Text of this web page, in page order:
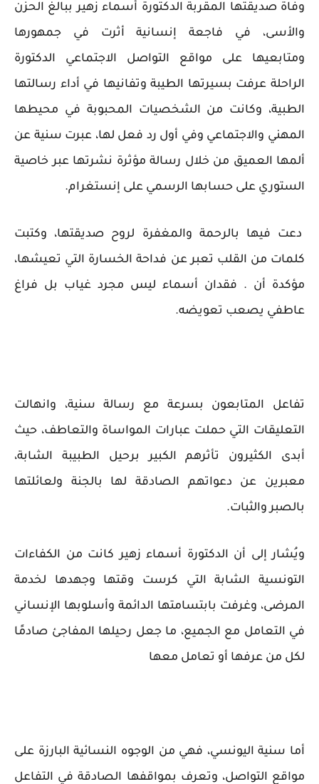
وفاة صديقتها المقربة الدكتورة أسماء زهير ببالغ الحزن
والأسى، في فاجعة إنسانية أثرت في جمهورها
ومتابعيها على مواقع التواصل الاجتماعي الدكتورة
الراحلة عرفت بسيرتها الطيبة وتفانيها في أداء رسالتها
الطبية، وكانت من الشخصيات المحبوبة في محيطها
المهني والاجتماعي وفي أول رد فعل لها، عبرت سنية عن
ألمها العميق من خلال رسالة مؤثرة نشرتها عبر خاصية
الستوري على حسابها الرسمي على إنستغرام.
دعت فيها بالرحمة والمغفرة لروح صديقتها، وكتبت
كلمات من القلب تعبر عن فداحة الخسارة التي تعيشها،
مؤكدة أن . فقدان أسماء ليس مجرد غياب بل فراغ
عاطفي يصعب تعويضه.
تفاعل المتابعون بسرعة مع رسالة سنية، وانهالت
التعليقات التي حملت عبارات المواساة والتعاطف، حيث
أبدى الكثيرون تأثرهم الكبير برحيل الطبيبة الشابة،
معبرين عن دعواتهم الصادقة لها بالجنة ولعائلتها
بالصبر والثبات.
ويُشار إلى أن الدكتورة أسماء زهير كانت من الكفاءات
التونسية الشابة التي كرست وقتها وجهدها لخدمة
المرضى، وغرفت بابتسامتها الدائمة وأسلوبها الإنساني
في التعامل مع الجميع، ما جعل رحيلها المفاجئ صادمًا
لكل من عرفها أو تعامل معها
أما سنية اليونسي، فهي من الوجوه النسائية البارزة على
مواقع التواصل، وتعرف بمواقفها الصادقة في التفاعل